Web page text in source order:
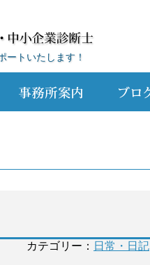
ートいたします！
カテゴリー： 日常・日記